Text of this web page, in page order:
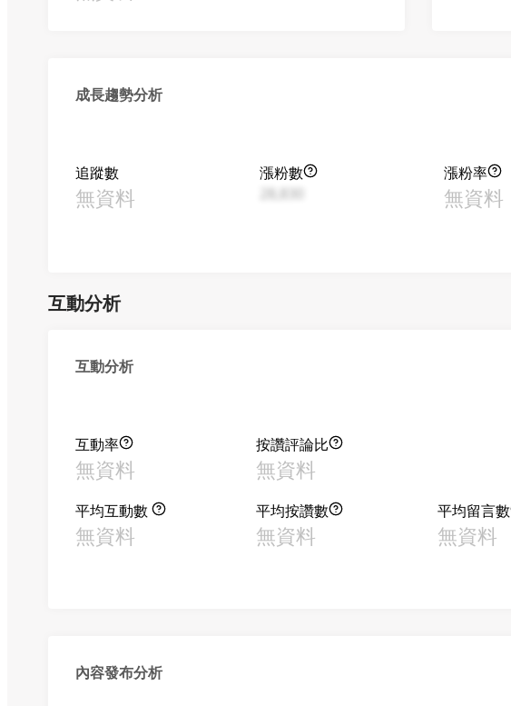
成長趨勢分析
追蹤數
無資料
漲粉數
漲粉率
無資料
互動分析
互動分析
互動率
無資料
按讚評論比
無資料
平均互動數
無資料
平均按讚數
無資料
平均留言數
無資料
內容發布分析